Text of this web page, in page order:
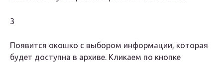
3
Появится окошко с выбором информации, которая
будет доступна в архиве. Кликаем по кнопке